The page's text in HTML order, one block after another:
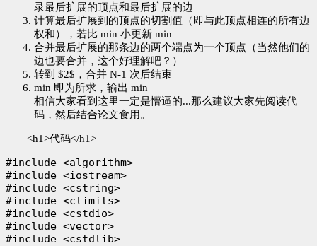
录最后扩展的顶点和最后扩展的边
计算最后扩展到的顶点的切割值（即与此顶点相连的所有边
权和），若比 min 小更新 min
合并最后扩展的那条边的两个端点为一个顶点（当然他们的
边也要合并，这个好理解吧？）
转到 $2$，合并 N-1 次后结束
min 即为所求，输出 min
相信大家看到这里一定是懵逼的...那么建议大家先阅读代
码，然后结合论文食用。
<h1>代码</h1>
#include <algorithm>
#include <iostream>
#include <cstring>
#include <climits>
#include <cstdio>
#include <vector>
#include <cstdlib>